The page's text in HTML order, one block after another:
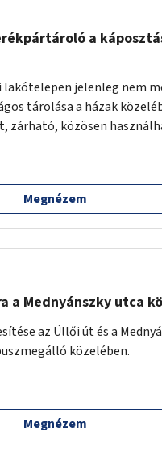
a
lakótelepen jelenleg nem
tárolása a házak
zárható, közösen
Megnézem
a Mednyánszky utca
az Üllői út és a
közelében.
Megnézem